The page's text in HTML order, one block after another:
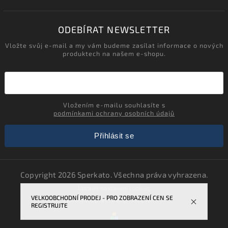
VELKOOBCHODNÍ PRODEJ - PRO ZOBRAZENÍ CEN SE
REGISTRUJTE
ODEBÍRAT NEWSLETTER
Vložte svůj e-mail a my vám budeme zasílat informace o nových
produktech na našem e-shopu.
podmínkami ochrany osobních údajů
Přihlásit se
Copyright 2026 Sperkato. Všechna práva vyhrazena.
VytvořilShoptet| DesignShoptak.cz.